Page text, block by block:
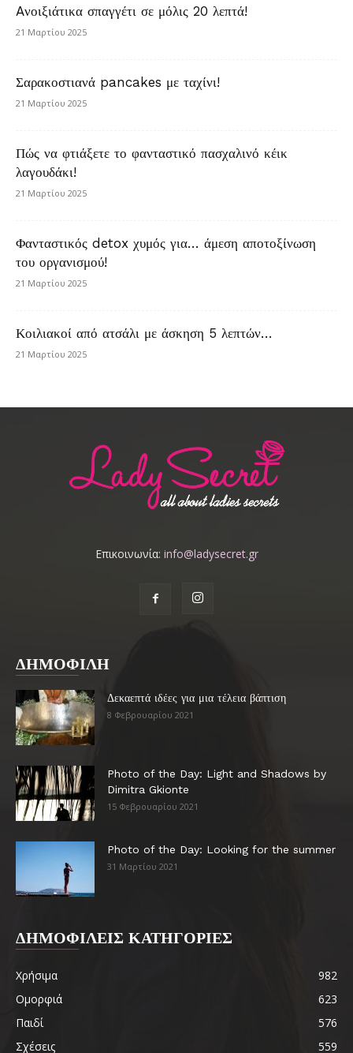
Aνοιξιάτικα σπαγγέτι σε μόλις 20 λεπτά!
21 Μαρτίου 2025
Σαρακοστιανά pancakes με ταχίνι!
21 Μαρτίου 2025
Πώς να φτιάξετε το φανταστικό πασχαλινό κέικ
λαγουδάκι!
21 Μαρτίου 2025
Φανταστικός detox χυμός για… άμεση αποτοξίνωση
του οργανισμού!
21 Μαρτίου 2025
Κοιλιακοί από ατσάλι με άσκηση 5 λεπτών…
21 Μαρτίου 2025
Επικοινωνία: info@ladysecret.gr
ΔΗΜΟΦΙΛΗ
Δεκαεπτά ιδέες για μια τέλεια βάπτιση
8 Φεβρουαρίου 2021
Photo of the Day: Light and Shadows by
Dimitra Gkionte
15 Φεβρουαρίου 2021
Photo of the Day: Looking for the summer
31 Μαρτίου 2021
ΔΗΜΟΦΙΛΕΙΣ ΚΑΤΗΓΟΡΙΕΣ
Χρήσιμα
982
Ομορφιά
623
Παιδί
576
Σχέσεις
559